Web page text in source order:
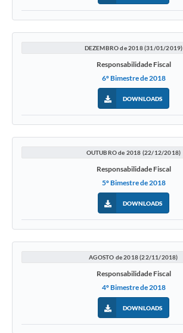
DEZEMBRO de 2018 (31/01/2019)
Responsabilidade Fiscal
6º Bimestre de 2018
DOWNLOADS
OUTUBRO de 2018 (22/12/2018)
Responsabilidade Fiscal
5º Bimestre de 2018
DOWNLOADS
AGOSTO de 2018 (22/11/2018)
Responsabilidade Fiscal
4º Bimestre de 2018
DOWNLOADS